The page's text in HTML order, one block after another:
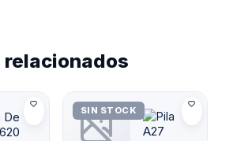
relacionados
SIN STOCK